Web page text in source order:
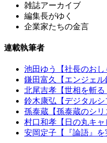
雑誌アーカイブ
編集長がゆく
企業家たちの金言
連載執筆者
池田ゆう【社長のおし
鎌田富久【エンジェル
北尾吉孝【世相を斬る
鈴木康弘【デジタルシ
孫泰蔵【孫泰蔵のシリ
村口和孝【日の丸キャ
安岡定子【『論語』を